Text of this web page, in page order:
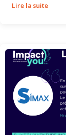
Lire la suite